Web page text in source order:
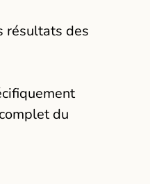
résultats des
du